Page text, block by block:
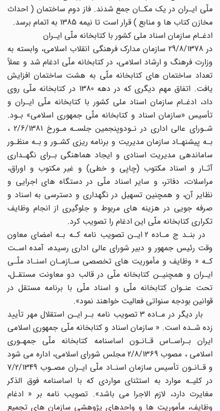
ملّی ایـران در یک مکـان جمع شدند. فاز دوم ساختمان ( احداث
مخازن کتاب ها و منابع ) قرار است تا نیمه 1385 به اتمام برسد.
ادغـام سازمان اسناد ملی کشور با کتابخانه ملّی ایـران
در 29/8/1378 سازمان مدارک فرهنگی انقلاب اسلامی، وابسته به
وزارت فرهنگ و ارشاد اسلامی، در کتابخانه ملّی ادغام شد و عملاً
تعداد ساختمان های کتابخانه ملّی به هشت ساختمان افزایش
یافت. اتفاق مهم دیگری که در دهه 1380 در کتابخانه ملّی روی
داد، ادغـام سازمان اسناد ملی کشور با کتابخانه ملّی ایـران و
تأسیس «سازمان اسناد و کتابخانه ملّی جمهوری اسلامی» بـود.
شـورای عالی اداری در نـودوپنجمین جلسـه مـورخ 2/6/1381 ،
بـه پیشنهـاد سازمان مدیریت و برنامه ریزی کشـور و بـه منظـور
ساماندهی مدیریت اسنادی و ایجاد هماهنگی بـرای نگهـداری
آثـار و اسناد مکتوب (چاپی و خطی) و غیر مکتوب و اوراق،
مراسلات، دفاتر، و سایر اسناد ملّی در دستگاه های اجرایی و
نظایر آن، و همچنین تسهیل در نگهداری و دسترسی به اسناد و
صرفه جویی در هزینه های مربوط و جلوگیری از انجام وظایف
تکراری کتابخانه ملّی این ادغام را تصویب کرد.
در بنـد ج مـاده 2 ایـن تصویب نامه کـه بـه امضای معاون
وقت رئیس جمهور و دبیر شورای عالی اداری رسیده، آمده اسـت
کـه « وظایف و مأموریت های تخصصی سـازمـان اسنـاد ملّـی
ایـران و همچنیـن کتابخانه ملّی در قالب دو معاونت مستقـل،
تحت عنـوان کتابخانه ملّی و اسناد ملّی با برنامه مستقل در
قوانین بودجه سنواتی فعالیت خواهند نمود».
بار دیگر در مـاده 3 تصویب نامه بـر ایـن استقلال مهر تأیید
زده شـده است. « سازمان اسناد و کتابخانه ملّی جمهوری اسلامی
ایران بـراسـاس قـانـون اساسنامه کتابخانه ملّی جمهـوری
اسلامی ، مصوب 2/8/1369 مجلس شورای اسلامی، اداره می شود
و قـانـون تأسیس سازمان اسنـاد ملّی ایـران مصـوب 7/2/1349
در کلیـه موارد به استثنای مواردی که با اساسنامه فوق الذکر
مغایرت دارد، لازم الاجرا می باشد». تصویب نامه بر « ادغام
وظایف، مأموریت ها و واحدهای پژوهشی سازمان های تجمیع